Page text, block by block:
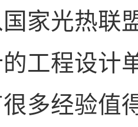
家光热联
工程设计
多经验值